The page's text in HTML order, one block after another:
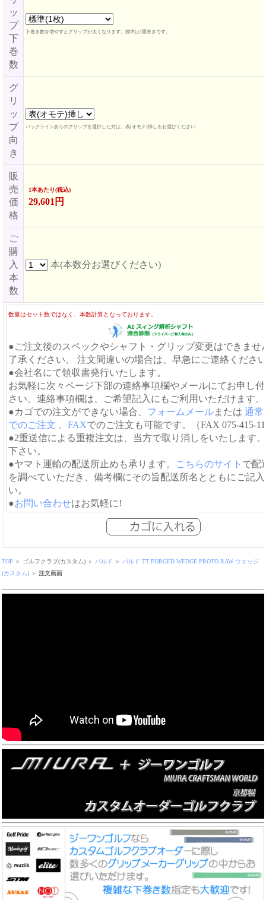
ッ
プ
下
巻
数
下巻き数を増やすとグリップが太くなります。標準は1重巻きです。
グ
リ
ッ
プ
向
き
バックラインありのグリップを選択した方は、表(オモテ)挿しをお選びください
販
売
価
格
1本あたり(税込)
29,601円
ご
購
入
本
数
本(本数分お選びください)
数量はセット数ではなく、本数計算となっております。
●ご注文後のスペックやシャフト・グリップ変更はできませ
了承ください。 注文間違いの場合は、早急にご連絡くださ
●会社名にて領収書発行いたします。
お気軽に次々ページ下部の連絡事項欄やメールにてお申し
さい。連絡事項欄は、ご希望記入にもご利用いただけます。
●カゴでの注文ができない場合、 フォームメールまたは 通常
でのご注文
FAXでのご注文も可能です。（FAX 075-415-
●2重送信による重複注文は、当方で取り消しをいたします
下さい。
●ヤマト運輸の配送所止めも承ります。
こちらのサイト で配
を調べていただき、備考欄にその旨配送所名とともにご記
い。
●お問い合わせはお気軽に!
TOP ＞ ゴルフクラブ(カスタム) ＞ バルド ＞ バルド TT FORGED WEDGE PROTO RAW ウェッジ
(カスタム) ＞ 注文画面